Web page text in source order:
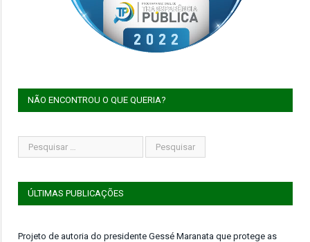
NÃO ENCONTROU O QUE QUERIA?
ÚLTIMAS PUBLICAÇÕES
Projeto de autoria do presidente Gessé Maranata que protege as